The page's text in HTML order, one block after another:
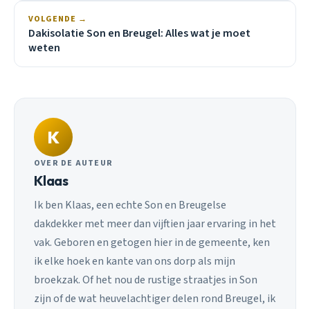
VOLGENDE →
Dakisolatie Son en Breugel: Alles wat je moet
weten
K
OVER DE AUTEUR
Klaas
Ik ben Klaas, een echte Son en Breugelse
dakdekker met meer dan vijftien jaar ervaring in het
vak. Geboren en getogen hier in de gemeente, ken
ik elke hoek en kante van ons dorp als mijn
broekzak. Of het nou de rustige straatjes in Son
zijn of de wat heuvelachtiger delen rond Breugel, ik